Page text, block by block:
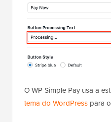
O WP Simple Pay usa a
tema do WordPress para